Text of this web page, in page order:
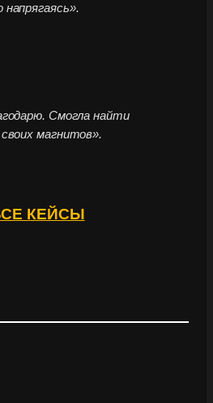
Смогла найти
магнитов».
КЕЙСЫ